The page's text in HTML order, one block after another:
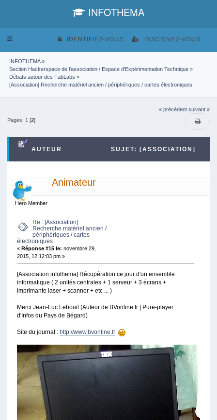
INFOTHEMA
Toggle
IDENTIFIEZ-VOUS INSCRIVEZ-VOUS
INFOTHEMA»
Section Hackerspace de l'association / Espace d'Expérimentation Technique »
Débats autour des FabLabs »
[Association] Recherche matériel ancien / périphériques / cartes électroniques
« précédent suivant »
Pages: 1[2]
AUTEUR SUJET: [ASSOCIATION]
/ CARTES ÉLECTRONIQUES (LU 63512 FOIS)
Animateur
Hero Member
Re : [Association]
Recherche matériel ancien /
périphériques / cartes
électroniques
« Réponse #15 le: novembre 29,
2015, 12:12:03 pm »
[Association infothema] Récupération ce jour d'un ensemble
informatique ( 2 unités centrales + 1 serveur + 3 écrans +
imprimante laser + scanner + etc ... )
Merci Jean-Luc Lebouil (Auteur de BVonline.fr | Pure-player
d'Infos du Pays de Bégard)
Site du journal : http://www.bvonline.fr